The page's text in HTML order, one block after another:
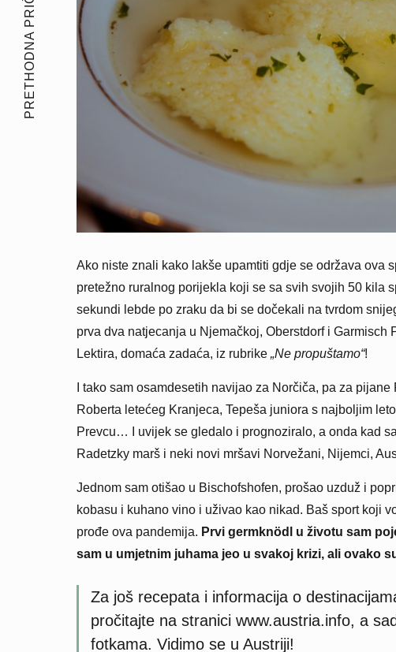
PRETHODNA PRIČA
Ako niste znali kako lakše upamtiti gdje se održava ova
pretežno ruralnog porijekla koji se sa svih svojih 50 kila
sekundi lebde po zraku da bi se dočekali na tvrdom
prva dva natjecanja u Njemačkoj, Oberstdorf i
Lektira, domaća zadaća, iz rubrike „Ne propuštamo“!
I tako sam osamdesetih navijao za Norčiča, pa za
Roberta letećeg Kranjeca, Tepeša juniora s najboljim
Prevcu… I uvijek se gledalo i prognoziralo, a onda kad
Radetzky marš i neki novi mršavi Norvežani, Nijemci,
Jednom sam otišao u Bischofshofen, prošao uzduž i
kobasu i kuhano vino i uživao kao nikad. Baš sport koji
prođe ova pandemija. Prvi germknödl u životu sam
sam u umjetnim juhama jeo u svakoj krizi, ali ovako
Za još recepata i informacija o
pročitajte na stranici www.austria.info, a
fotkama. Vidimo se u Austriji!